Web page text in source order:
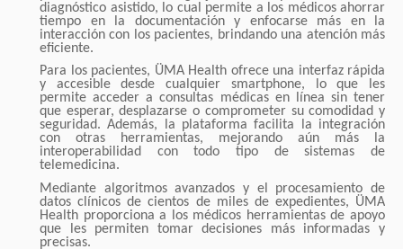
diagnóstico asistido, lo cual permite a los médicos ahorrar
tiempo en la documentación y enfocarse más en la
interacción con los pacientes, brindando una atención más
eficiente.
Para los pacientes, ÜMA Health ofrece una interfaz rápida
y accesible desde cualquier smartphone, lo que les
permite acceder a consultas médicas en línea sin tener
que esperar, desplazarse o comprometer su comodidad y
seguridad. Además, la plataforma facilita la integración
con otras herramientas, mejorando aún más la
interoperabilidad con todo tipo de sistemas de
telemedicina.
Mediante algoritmos avanzados y el procesamiento de
datos clínicos de cientos de miles de expedientes, ÜMA
Health proporciona a los médicos herramientas de apoyo
que les permiten tomar decisiones más informadas y
precisas.